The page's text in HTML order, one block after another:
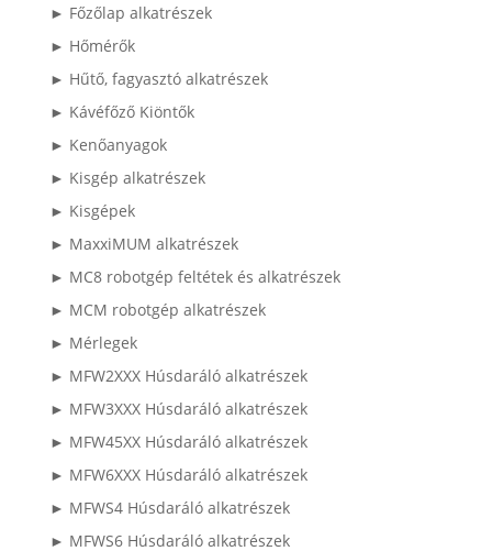
► Főzőlap alkatrészek
► Hőmérők
► Hűtő, fagyasztó alkatrészek
► Kávéfőző Kiöntők
► Kenőanyagok
► Kisgép alkatrészek
► Kisgépek
► MaxxiMUM alkatrészek
► MC8 robotgép feltétek és alkatrészek
► MCM robotgép alkatrészek
► Mérlegek
► MFW2XXX Húsdaráló alkatrészek
► MFW3XXX Húsdaráló alkatrészek
► MFW45XX Húsdaráló alkatrészek
► MFW6XXX Húsdaráló alkatrészek
► MFWS4 Húsdaráló alkatrészek
► MFWS6 Húsdaráló alkatrészek